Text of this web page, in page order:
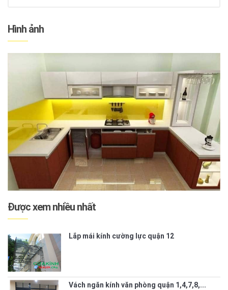
Hình ảnh
Được xem nhiều nhất
Lắp mái kính cường lực quận 12
Vách ngăn kính văn phòng quận 1,4,7,8,...